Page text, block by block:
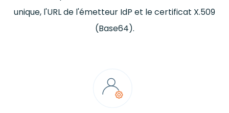
unique, l'URL de l'émetteur IdP et le certificat X.509
(Base64).